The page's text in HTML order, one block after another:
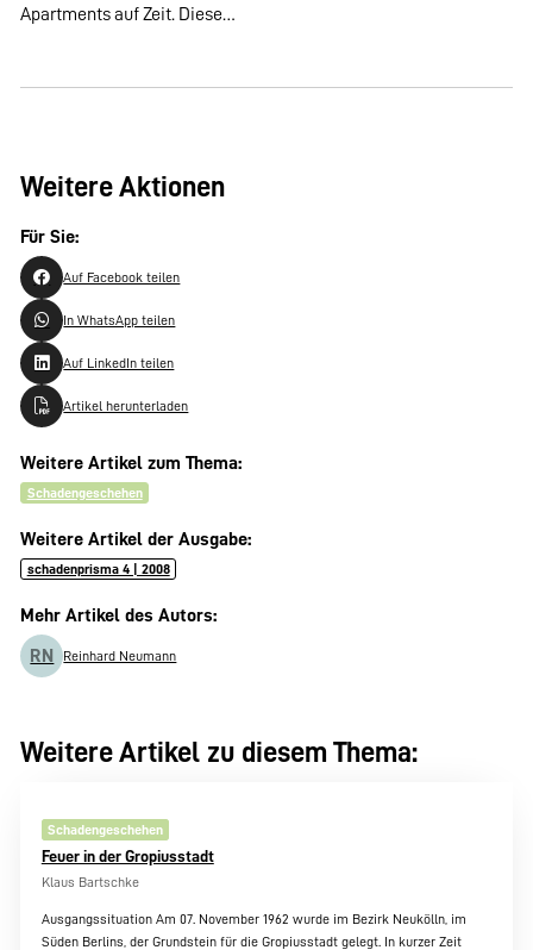
Apartments auf Zeit. Diese…
Weitere Aktionen
Für Sie:
Auf Facebook teilen
In WhatsApp teilen
Auf LinkedIn teilen
Artikel herunterladen
Weitere Artikel zum Thema:
Schadengeschehen
Weitere Artikel der Ausgabe:
schadenprisma 4 | 2008
Mehr Artikel des Autors:
RN Reinhard Neumann
Weitere Artikel zu diesem Thema:
Schadengeschehen
Feuer in der Gropiusstadt
Klaus Bartschke
Ausgangssituation Am 07. November 1962 wurde im Bezirk Neukölln, im
Süden Berlins, der Grundstein für die Gropiusstadt gelegt. In kurzer Zeit